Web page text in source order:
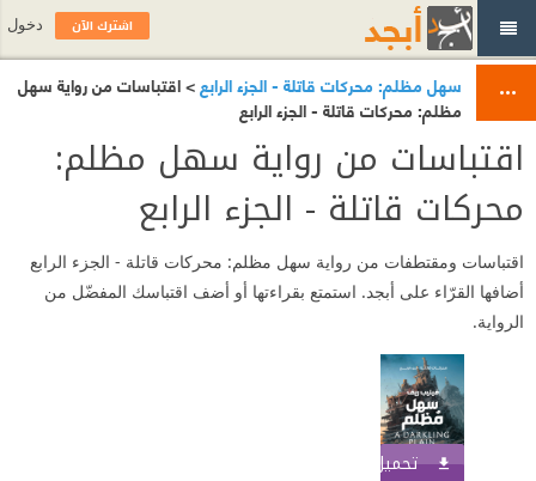
سهل مظلم: محركات قاتلة - الجزء الرابع> اقتباسات من رواية سهل
مظلم: محركات قاتلة - الجزء الرابع
اقتباسات من رواية سهل مظلم:
محركات قاتلة - الجزء الرابع
اقتباسات ومقتطفات من رواية سهل مظلم: محركات قاتلة - الجزء الرابع
أضافها القرّاء على أبجد. استمتع بقراءتها أو أضف اقتباسك المفضّل من
الرواية.
تحميل الكتاب
اشترك الآن دخول